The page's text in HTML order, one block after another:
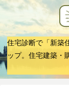
住宅診断で「新築
ップ。住宅建築・